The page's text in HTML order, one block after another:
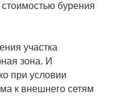
бурения
участка
зона. И
при условии
к внешнего сетям